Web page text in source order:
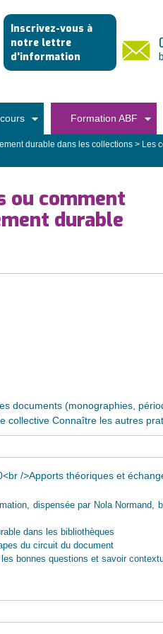
Inscrivez-vous à
notre lettre
d'information
Formation ABF
durable dans les collections > Les
ou comment
durable
documents (monographies,
collective Connaître les autres
/>Apports théoriques et
dispensée par Nola Normand,
dans les bibliothèques
du circuit du document
bonnes questions et savoir